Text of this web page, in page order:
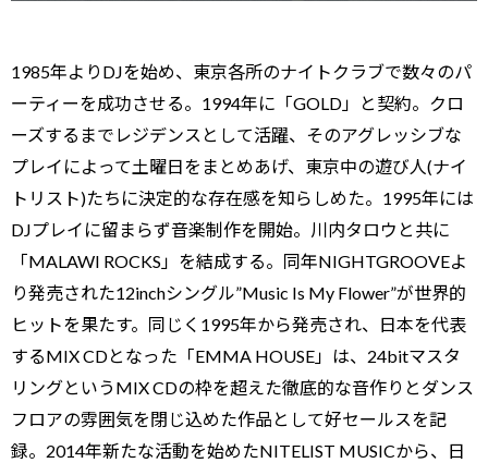
1985年よりDJを始め、東京各所のナイトクラブで数々のパ
ーティーを成功させる。1994年に「GOLD」と契約。クロ
ーズするまでレジデンスとして活躍、そのアグレッシブな
プレイによって土曜日をまとめあげ、東京中の遊び人(ナイ
トリスト)たちに決定的な存在感を知らしめた。1995年には
DJプレイに留まらず音楽制作を開始。川内タロウと共に
「MALAWI ROCKS」を結成する。同年NIGHTGROOVEよ
り発売された12inchシングル”Music Is My Flower”が世界的
ヒットを果たす。同じく1995年から発売され、日本を代表
するMIX CDとなった「EMMA HOUSE」は、24bitマスタ
リングというMIX CDの枠を超えた徹底的な音作りとダンス
フロアの雰囲気を閉じ込めた作品として好セールスを記
録。2014年新たな活動を始めたNITELIST MUSICから、日